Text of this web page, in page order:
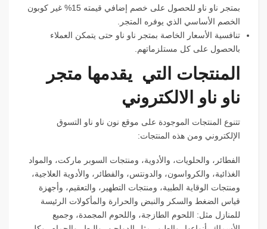
بمتجر ناو ناو للحصول على خصم إضافي قيمته 15% غير كوبون
الخصم الأساسي الذي يوفره المتجر.
تنافسية الأسعار الخاصة بمتجر ناو ناو حتى يتمكن العملاء
بالحصول على كل مستلزماتهم.
المنتجات التي يقدمها متجر
ناو ناو الالكتروني
تتنوع المنتجات الموجودة على موقع نون ناو ناو التسوق
الإلكتروني ومن هذه المنتجات:
الفطائر، والحلويات، والأدوية، ومنتجات السوبر ماركت، والمواد
الغذائية، والكرواسون، والدونتس، والفطائر، والأدوية العلاجية،
ومنتجات الوقاية الطبية، ومنتجات التطهير، والتعقيم، وأجهزة
قياس الضغط والسكر والنبض والحرارة والمأكولات الرئيسة
للمنازل مثل: اللحوم الطازجة، واللحوم المجمدة، وجميع